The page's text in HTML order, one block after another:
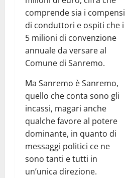
comprende sia i compensi
di conduttori e ospiti che i
5 milioni di convenzione
annuale da versare al
Comune di Sanremo.
Ma Sanremo è Sanremo,
quello che conta sono gli
incassi, magari anche
qualche favore al potere
dominante, in quanto di
messaggi politici ce ne
sono tanti e tutti in
un’unica direzione.